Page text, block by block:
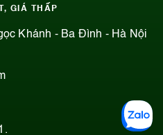
GIÁ THẤP
Khánh - Ba Đình - Hà Nội